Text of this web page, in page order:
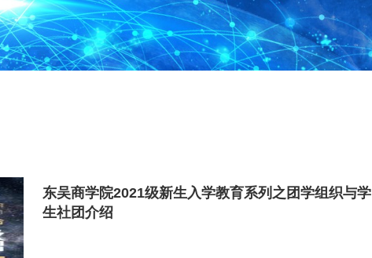
东吴商学院2021级新生入学教育系列之团学组织与学
生社团介绍